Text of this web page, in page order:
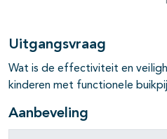
Uitgangsvraag
Wat is de effectiviteit en
kinderen met functionele
Aanbeveling